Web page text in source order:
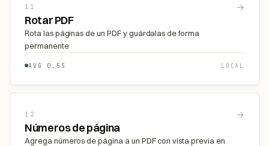
11 →
Rotar PDF
Rota las páginas de un PDF y guárdalas de forma
permanente
AVG 0.5S LOCAL
12 →
Números de página
Agrega números de página a un PDF con vista previa en